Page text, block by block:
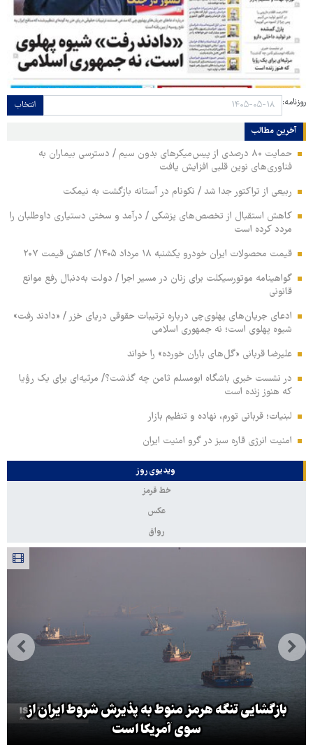
روزنامه: انتخاب
آخرین مطالب
حمایت ۸۰ درصدی از پیس‌میکرهای بدون سیم / دسترسی بیماران به
فناوری‌های نوین قلبی افزایش یافت
ربیعی از تراکتور جدا شد / نکونام در آستانه بازگشت به نیمکت
کاهش استقبال از تخصص‌های پزشکی / درآمد و سختی دستیاری داوطلبان را
مردد کرده است
قیمت محصولات ایران خودرو یکشنبه ۱۸ مرداد ۱۴۰۵/ کاهش قیمت ۲۰۷
گواهینامه موتورسیکلت برای زنان در مسیر اجرا / دولت به‌دنبال رفع موانع
قانونی
ادعای جریان‌های پهلوی‌چی درباره ترتیبات حقوقی دریای خزر / «دادند رفت»
شیوه پهلوی است؛ نه جمهوری اسلامی
علیرضا قربانی «گل‌های باران خورده» را خواند
در نشست خبری باشگاه ابومسلم ثامن چه گذشت؟/ مرثیه‌ای برای یک رؤیا
که هنوز زنده است
لبنیات؛ قربانی تورم، نهاده و تنظیم بازار
امنیت انرژی قاره سبز در گرو امنیت ایران
ویدیوی روز
خط قرمز
عکس
رواق
بازگشایی تنگه هرمز منوط به پذیرش شروط ایران از
سوی آمریکا است